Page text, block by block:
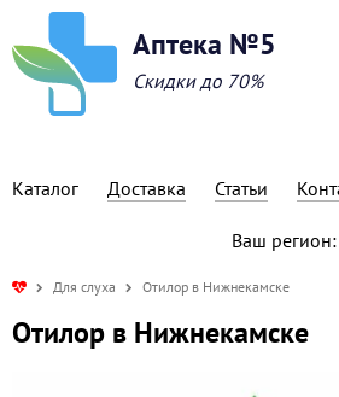
Аптека №5
Скидки до 70%
Каталог Доставка Статьи
Ваш регион:
Для слуха Отилор в Нижнекамске
Отилор в Нижнекамске